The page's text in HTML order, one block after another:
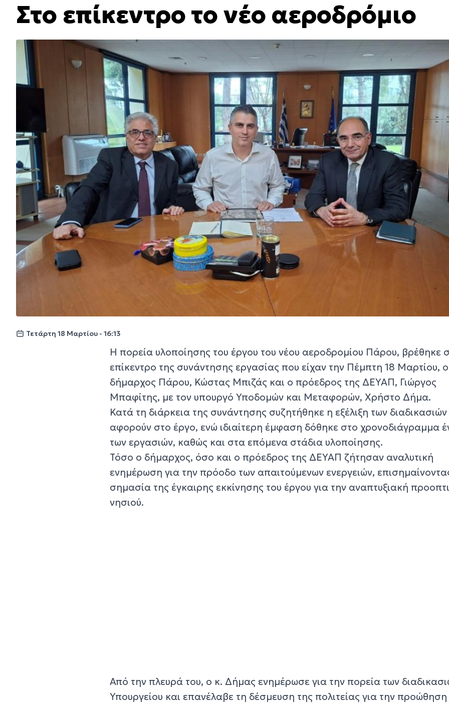
Στο επίκεντρο το νέο αεροδρόμιο
Τετάρτη 18 Μαρτίου - 16:13
Η πορεία υλοποίησης του έργου του νέου αεροδρομίου Πάρου, βρέθηκε
επίκεντρο της συνάντησης εργασίας που είχαν την Πέμπτη 18 Μαρτίου, ο
δήμαρχος Πάρου, Κώστας Μπιζάς και ο πρόεδρος της ΔΕΥΑΠ, Γιώργος
Μπαφίτης, με τον υπουργό Υποδομών και Μεταφορών, Χρήστο Δήμα.
Κατά τη διάρκεια της συνάντησης συζητήθηκε η εξέλιξη των
αφορούν στο έργο, ενώ ιδιαίτερη έμφαση δόθηκε στο χρονοδιάγραμμα
των εργασιών, καθώς και στα επόμενα στάδια υλοποίησης.
Τόσο ο δήμαρχος, όσο και ο πρόεδρος της ΔΕΥΑΠ ζήτησαν αναλυτική
ενημέρωση για την πρόοδο των απαιτούμενων ενεργειών,
σημασία της έγκαιρης εκκίνησης του έργου για την αναπτυξιακή
νησιού.
Από την πλευρά του, ο κ. Δήμας ενημέρωσε για την πορεία των
Υπουργείου και επανέλαβε τη δέσμευση της πολιτείας για την προώθηση